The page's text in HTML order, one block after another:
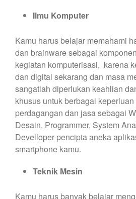
Ilmu Komputer
Kamu harus belajar memahami
dan brainware sebagai
kegiatan komputerisasi, karena
dan digital sekarang dan masa
sangatlah diperlukan keahlian
khusus untuk berbagai
perdagangan dan jasa sebagai
Desain, Programmer, System
Develloper pencipta aneka
smartphone kamu.
Teknik Mesin
Kamu harus banyak belajar